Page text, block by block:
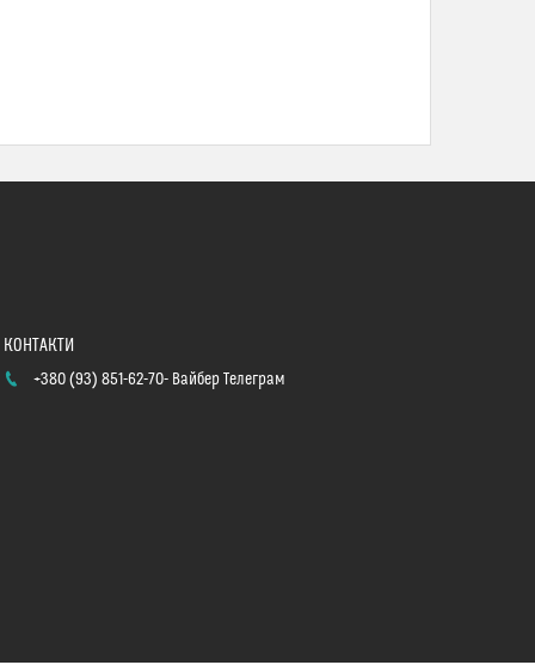
+380 (93) 851-62-70 Вайбер Телеграм